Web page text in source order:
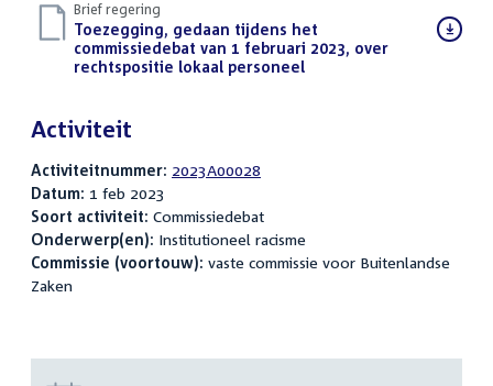
Brief regering
Download
bestand:
Toezegging, gedaan tijdens het
commissiedebat van 1 februari 2023, over
rechtspositie lokaal personeel(PDF)
Activiteit
Activiteitnummer: 2023A00028
Datum: 1 feb 2023
Soort activiteit: Commissiedebat
Onderwerp(en): Institutioneel racisme
Commissie (voortouw): vaste commissie voor Buitenlandse
Zaken